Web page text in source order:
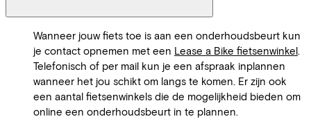
Wanneer jouw fiets toe is aan een onderhoudsbeurt kun
je contact opnemen met een Lease a Bike fietsenwinkel.
Telefonisch of per mail kun je een afspraak inplannen
wanneer het jou schikt om langs te komen. Er zijn ook
een aantal fietsenwinkels die de mogelijkheid bieden om
online een onderhoudsbeurt in te plannen.